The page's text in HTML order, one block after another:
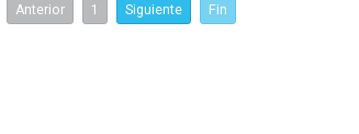
Anterior 1 Siguiente Fin